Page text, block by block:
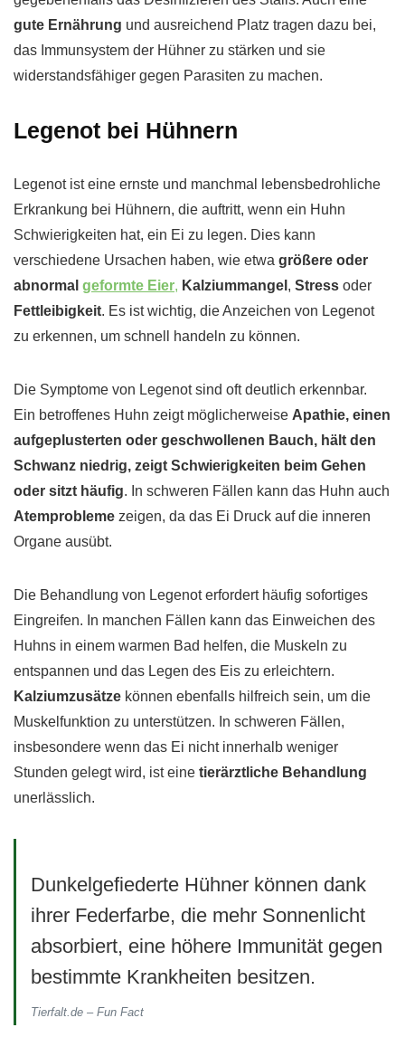
gute Ernährung und ausreichend Platz tragen dazu bei,
das Immunsystem der Hühner zu stärken und sie
widerstandsfähiger gegen Parasiten zu machen.
Legenot bei Hühnern
Legenot ist eine ernste und manchmal lebensbedrohliche
Erkrankung bei Hühnern, die auftritt, wenn ein Huhn
Schwierigkeiten hat, ein Ei zu legen. Dies kann
verschiedene Ursachen haben, wie etwa größere oder
abnormal geformte Eier, Kalziummangel , Stress oder
Fettleibigkeit. Es ist wichtig, die Anzeichen von Legenot
zu erkennen, um schnell handeln zu können.
Die Symptome von Legenot sind oft deutlich erkennbar.
Ein betroffenes Huhn zeigt möglicherweise Apathie, einen
aufgeplusterten oder geschwollenen Bauch, hält den
Schwanz niedrig, zeigt Schwierigkeiten beim Gehen
oder sitzt häufig. In schweren Fällen kann das Huhn auch
Atemprobleme zeigen, da das Ei Druck auf die inneren
Organe ausübt.
Die Behandlung von Legenot erfordert häufig sofortiges
Eingreifen. In manchen Fällen kann das Einweichen des
Huhns in einem warmen Bad helfen, die Muskeln zu
entspannen und das Legen des Eis zu erleichtern.
Kalziumzusätze können ebenfalls hilfreich sein, um die
Muskelfunktion zu unterstützen. In schweren Fällen,
insbesondere wenn das Ei nicht innerhalb weniger
Stunden gelegt wird, ist eine tierärztliche Behandlung
unerlässlich.
Dunkelgefiederte Hühner können dank
ihrer Federfarbe, die mehr Sonnenlicht
absorbiert, eine höhere Immunität gegen
bestimmte Krankheiten besitzen.
Tierfalt.de – Fun Fact